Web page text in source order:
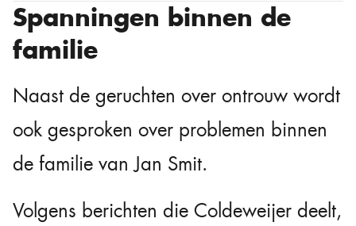
Spanningen binnen de
familie
Naast de geruchten over ontrouw wordt
ook gesproken over problemen binnen
de familie van Jan Smit.
Volgens berichten die Coldeweijer deelt,